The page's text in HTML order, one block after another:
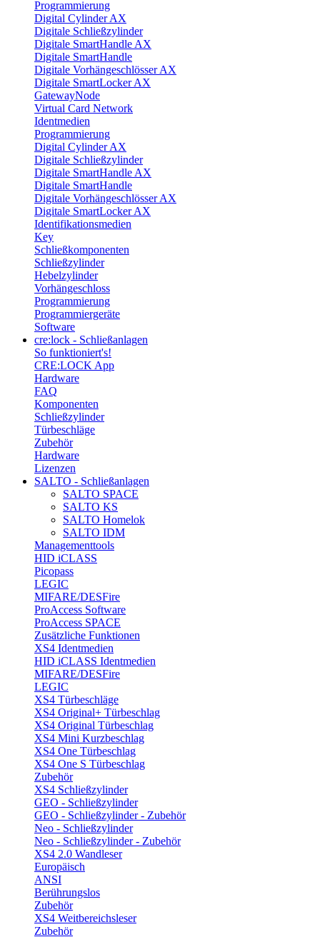
Programmierung
Digital Cylinder AX
Digitale Schließzylinder
Digitale SmartHandle AX
Digitale SmartHandle
Digitale Vorhängeschlösser AX
Digitale SmartLocker AX
GatewayNode
Virtual Card Network
Identmedien
Programmierung
Digital Cylinder AX
Digitale Schließzylinder
Digitale SmartHandle AX
Digitale SmartHandle
Digitale Vorhängeschlösser AX
Digitale SmartLocker AX
Identifikationsmedien
Key
Schließkomponenten
Schließzylinder
Hebelzylinder
Vorhängeschloss
Programmierung
Programmiergeräte
Software
cre:lock - Schließanlagen
So funktioniert's!
CRE:LOCK App
Hardware
FAQ
Komponenten
Schließzylinder
Türbeschläge
Zubehör
Hardware
Lizenzen
SALTO - Schließanlagen
SALTO SPACE
SALTO KS
SALTO Homelok
SALTO IDM
Managementtools
HID iCLASS
Picopass
LEGIC
MIFARE/DESFire
ProAccess Software
ProAccess SPACE
Zusätzliche Funktionen
XS4 Identmedien
HID iCLASS Identmedien
MIFARE/DESFire
LEGIC
XS4 Türbeschläge
XS4 Original+ Türbeschlag
XS4 Original Türbeschlag
XS4 Mini Kurzbeschlag
XS4 One Türbeschlag
XS4 One S Türbeschlag
Zubehör
XS4 Schließzylinder
GEO - Schließzylinder
GEO - Schließzylinder - Zubehör
Neo - Schließzylinder
Neo - Schließzylinder - Zubehör
XS4 2.0 Wandleser
Europäisch
ANSI
Berührungslos
Zubehör
XS4 Weitbereichsleser
Zubehör